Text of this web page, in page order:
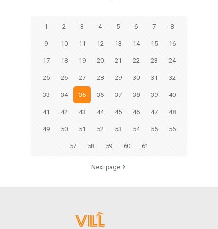
1 2 3 4 5 6 7 8
9 10 11 12 13 14 15 16
17 18 19 20 21 22 23 24
25 26 27 28 29 30 31 32
33 34 35 36 37 38 39 40
41 42 43 44 45 46 47 48
49 50 51 52 53 54 55 56
57 58 59 60 61
Next page